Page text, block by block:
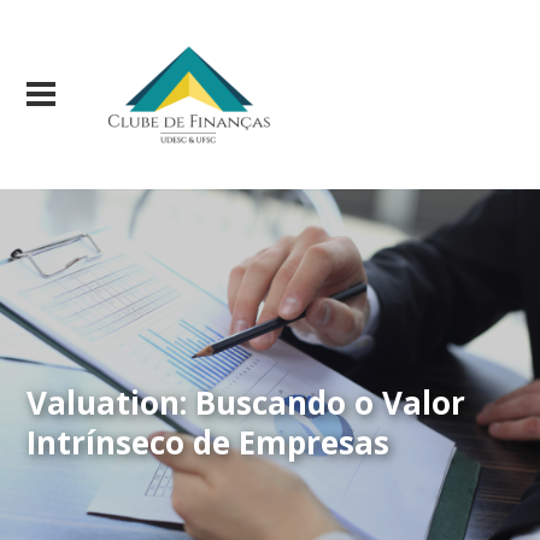
Valuation: Buscando o Valor
Intrínseco de Empresas